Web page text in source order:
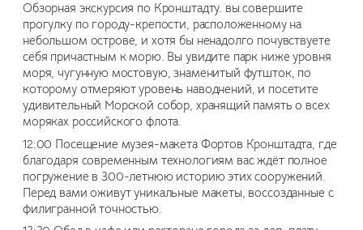
Обзорная экскурсия по Кронштадту. вы совершите
прогулку по городу-крепости, расположенному на
небольшом острове, и хотя бы ненадолго почувствуете
себя причастным к морю. Вы увидите парк ниже уровня
моря, чугунную мостовую, знаменитый футшток, по
которому отмеряют уровень наводнений, и посетите
удивительный Морской собор, хранящий память о всех
моряках российского флота.
12:00 Посещение музея-макета Фортов Кронштадта, где
благодаря современным технологиям вас ждёт полное
погружение в 300-летнюю историю этих сооружений.
Перед вами оживут уникальные макеты, воссозданные с
филигранной точностью.